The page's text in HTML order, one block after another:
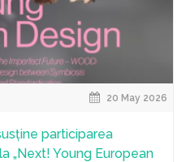
20 May 2026
participarea
„Next! Young European